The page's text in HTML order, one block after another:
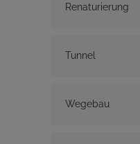
Renaturierung
Tunnel
Wegebau